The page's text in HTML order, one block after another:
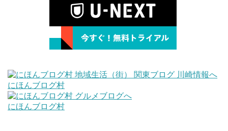
にほんブログ村
にほんブログ村